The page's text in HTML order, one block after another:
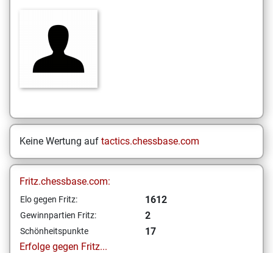
Keine Wertung auf tactics.chessbase.com
Fritz.chessbase.com:
Elo gegen Fritz: 1612
Gewinnpartien Fritz: 2
Schönheitspunkte
17
Erfolge gegen Fritz...